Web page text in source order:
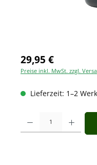
29,95 €
Preise inkl. MwSt. zzgl.
Lieferzeit: 1–2
Produkt Anzahl: Gib den